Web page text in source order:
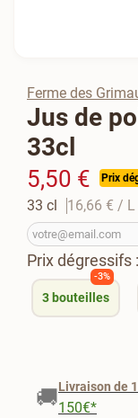
Ferme des
Jus de
33cl
5,50 € Prix
33 cl 16,66 € / L
Prix dégressifs :
3 bouteilles
-3%
🚚Livraison de
150€*